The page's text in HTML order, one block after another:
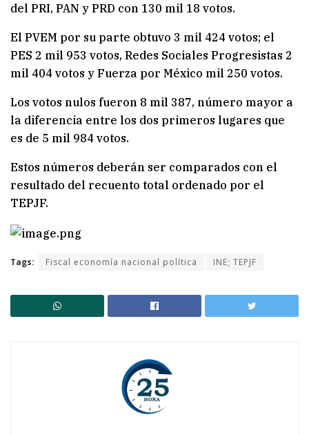
del PRI, PAN y PRD con 130 mil 18 votos.
El PVEM por su parte obtuvo 3 mil 424 votos; el
PES 2 mil 953 votos, Redes Sociales Progresistas 2
mil 404 votos y Fuerza por México mil 250 votos.
Los votos nulos fueron 8 mil 387, número mayor a
la diferencia entre los dos primeros lugares que
es de 5 mil 984 votos.
Estos números deberán ser comparados con el
resultado del recuento total ordenado por el
TEPJF.
Tags: Fiscal economía nacional política INE; TEPJF